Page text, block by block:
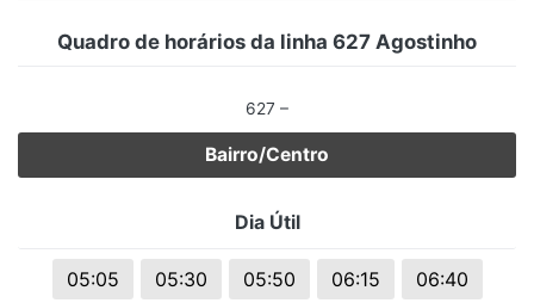
Quadro de horários da linha 627 Agostinho
627 –
Bairro/Centro
Dia Útil
05:05 05:30 05:50 06:15
06:40